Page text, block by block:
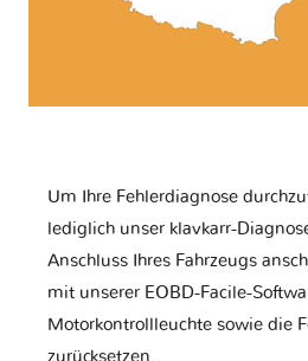
Um Ihre Fehlerdiagnose
lediglich unser klavkarr-
Anschluss Ihres Fahrzeugs
mit unserer EOBD-Facile-
Motorkontrollleuchte sowie die
zurücksetzen.